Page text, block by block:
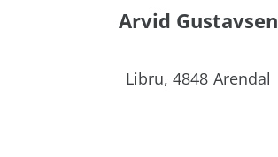
Arvid Gustavsen
Libru, 4848 Arendal